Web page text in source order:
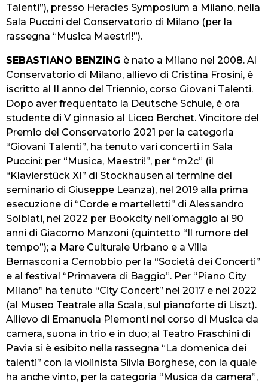
Talenti”), presso Heracles Symposium a Milano, nella
Sala Puccini del Conservatorio di Milano (per la
rassegna “Musica Maestri!”).
SEBASTIANO BENZING è nato a Milano nel 2008. Al
Conservatorio di Milano, allievo di Cristina Frosini, è
iscritto al II anno del Triennio, corso Giovani Talenti.
Dopo aver frequentato la Deutsche Schule, è ora
studente di V ginnasio al Liceo Berchet. Vincitore del
Premio del Conservatorio 2021 per la categoria
“Giovani Talenti”, ha tenuto vari concerti in Sala
Puccini: per “Musica, Maestri!”, per “m2c” (il
“Klavierstück XI” di Stockhausen al termine del
seminario di Giuseppe Leanza), nel 2019 alla prima
esecuzione di “Corde e martelletti” di Alessandro
Solbiati, nel 2022 per Bookcity nell’omaggio ai 90
anni di Giacomo Manzoni (quintetto “Il rumore del
tempo”); a Mare Culturale Urbano e a Villa
Bernasconi a Cernobbio per la “Società dei Concerti”
e al festival “Primavera di Baggio”. Per “Piano City
Milano” ha tenuto “City Concert” nel 2017 e nel 2022
(al Museo Teatrale alla Scala, sul pianoforte di Liszt).
Allievo di Emanuela Piemonti nel corso di Musica da
camera, suona in trio e in duo; al Teatro Fraschini di
Pavia si è esibito nella rassegna “La domenica dei
talenti” con la violinista Silvia Borghese, con la quale
ha anche vinto, per la categoria “Musica da camera”,